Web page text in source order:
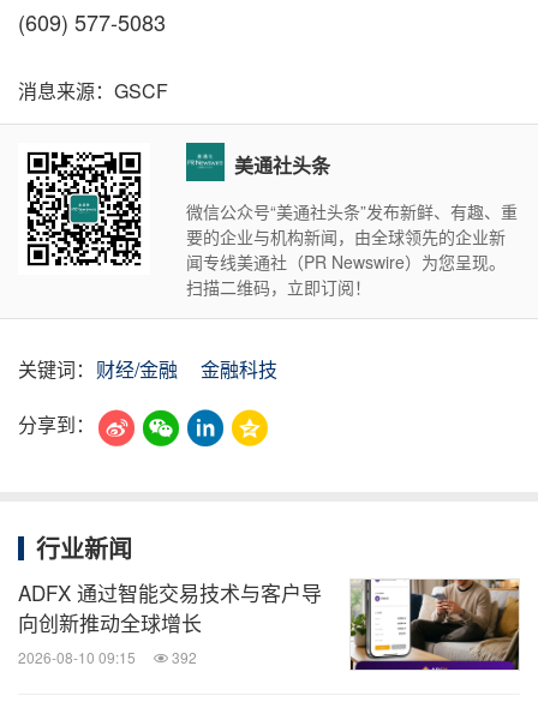
(609) 577-5083
消息来源：GSCF
美通社头条
微信公众号“美通社头条”发布新鲜、有趣、重
要的企业与机构新闻，由全球领先的企业新
闻专线美通社（PR Newswire）为您呈现。
扫描二维码，立即订阅！
关键词： 财经/金融
金融科技
分享到：
行业新闻
ADFX 通过智能交易技术与客户导
向创新推动全球增长
2026-08-10 09:15 392